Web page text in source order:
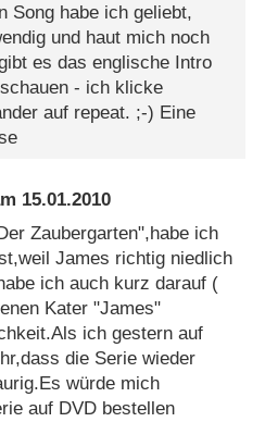
Song habe ich geliebt,
und haut mich noch
es das englische Intro
- ich klicke
auf repeat. ;-) Eine
15.01.2010
Zaubergarten",habe ich
James richtig niedlich
ich auch kurz darauf (
Kater "James"
ich gestern auf
die Serie wieder
würde mich
auf DVD bestellen